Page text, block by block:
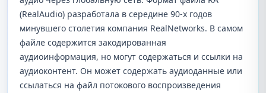
(RealAudio) разработала в середине 90-х годов
минувшего столетия компания RealNetworks. В самом
файле содержится закодированная
аудиоинформация, но могут содержаться и ссылки на
аудиоконтент. Он может содержать аудиоданные или
ссылаться на файл потокового воспроизведения